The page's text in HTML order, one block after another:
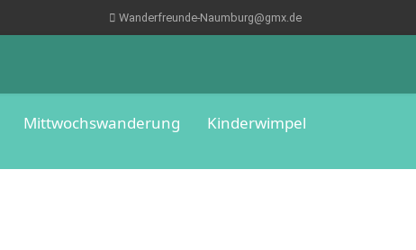
Wanderfreunde-Naumburg@gmx.de
Mittwochswanderung Kinderwimpel